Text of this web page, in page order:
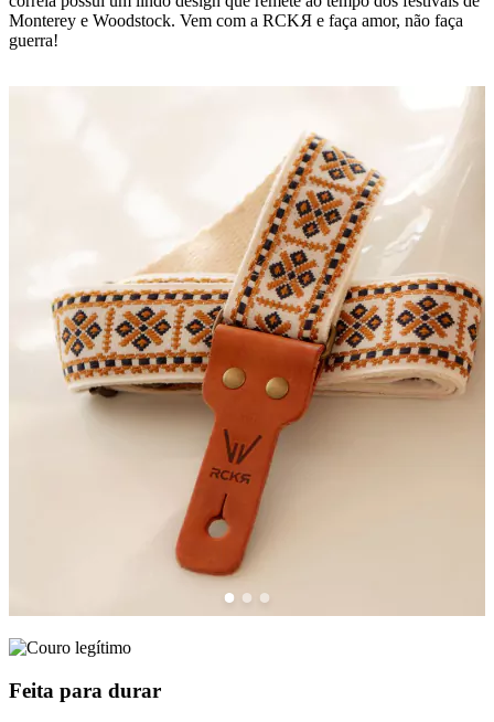
Monterey e Woodstock. Vem com a RCKR e faça amor, não faça
guerra!
Feita para durar